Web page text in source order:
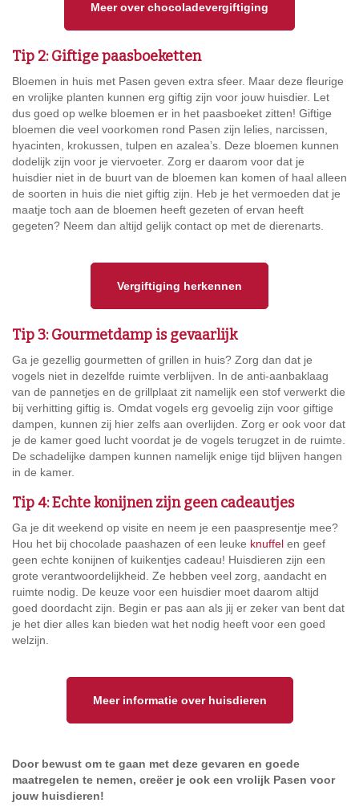
Meer over chocoladevergiftiging
Tip 2: Giftige paasboeketten
Bloemen in huis met Pasen geven extra sfeer. Maar deze fleurige
en vrolijke planten kunnen erg giftig zijn voor jouw huisdier. Let
dus goed op welke bloemen er in het paasboeket zitten! Giftige
bloemen die veel voorkomen rond Pasen zijn lelies, narcissen,
hyacinten, krokussen, tulpen en azalea’s. Deze bloemen kunnen
dodelijk zijn voor je viervoeter. Zorg er daarom voor dat je
huisdier niet in de buurt van de bloemen kan komen of haal alleen
de soorten in huis die niet giftig zijn. Heb je het vermoeden dat je
maatje toch aan de bloemen heeft gezeten of ervan heeft
gegeten? Neem dan altijd gelijk contact op met de dierenarts.
Vergiftiging herkennen
Tip 3: Gourmetdamp is gevaarlijk
Ga je gezellig gourmetten of grillen in huis? Zorg dan dat je
vogels niet in dezelfde ruimte verblijven. In de anti-aanbaklaag
van de pannetjes en de grillplaat zit namelijk een stof verwerkt die
bij verhitting giftig is. Omdat vogels erg gevoelig zijn voor giftige
dampen, kunnen zij hier zelfs aan overlijden. Zorg er ook voor dat
je de kamer goed lucht voordat je de vogels terugzet in de ruimte.
De schadelijke dampen kunnen namelijk enige tijd blijven hangen
in de kamer.
Tip 4: Echte konijnen zijn geen cadeautjes
Ga je dit weekend op visite en neem je een paaspresentje mee?
Hou het bij chocolade paashazen of een leuke knuffel en geef
geen echte konijnen of kuikentjes cadeau! Huisdieren zijn een
grote verantwoordelijkheid. Ze hebben veel zorg, aandacht en
ruimte nodig. De keuze voor een huisdier moet daarom altijd
goed doordacht zijn. Begin er pas aan als jij er zeker van bent dat
je het dier alles kan bieden wat het nodig heeft voor een goed
welzijn.
Meer informatie over huisdieren
Door bewust om te gaan met deze gevaren en goede
maatregelen te nemen, creëer je ook een vrolijk Pasen voor
jouw huisdieren!